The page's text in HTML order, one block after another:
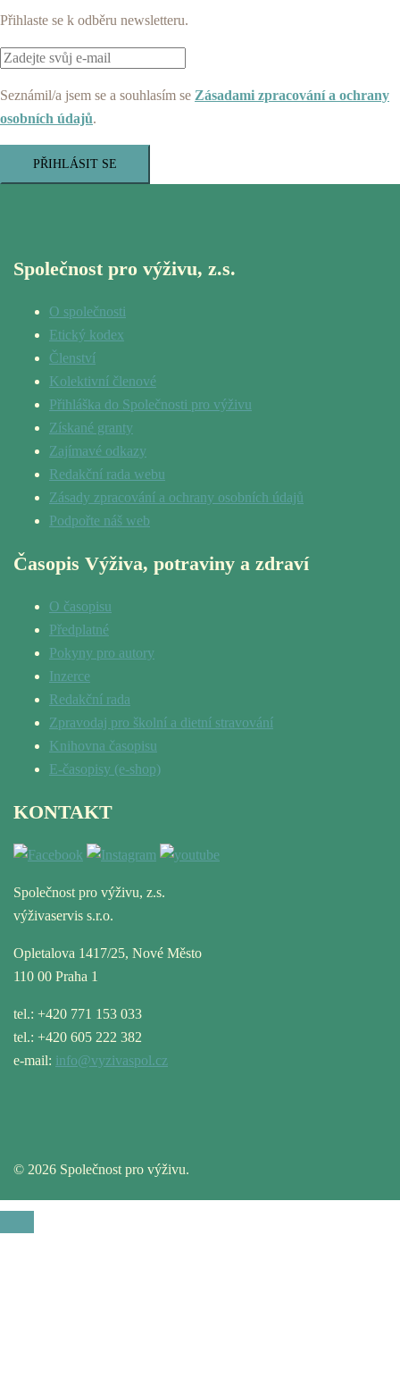
Přihlaste se k odběru newsletteru.
Seznámil/a jsem se a souhlasím se Zásadami zpracování a ochrany
osobních údajů.
PŘIHLÁSIT SE
Společnost pro výživu, z.s.
O společnosti
Etický kodex
Členství
Kolektivní členové
Přihláška do Společnosti pro výživu
Získané granty
Zajímavé odkazy
Redakční rada webu
Zásady zpracování a ochrany osobních údajů
Podpořte náš web
Časopis Výživa, potraviny a zdraví
O časopisu
Předplatné
Pokyny pro autory
Inzerce
Redakční rada
Zpravodaj pro školní a dietní stravování
Knihovna časopisu
E-časopisy (e-shop)
KONTAKT
Společnost pro výživu, z.s.
výživaservis s.r.o.
Opletalova 1417/25, Nové Město
110 00 Praha 1
tel.: +420 771 153 033
tel.: +420 605 222 382
e-mail: info@vyzivaspol.cz
© 2026 Společnost pro výživu.